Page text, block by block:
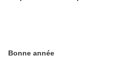
Bonne année